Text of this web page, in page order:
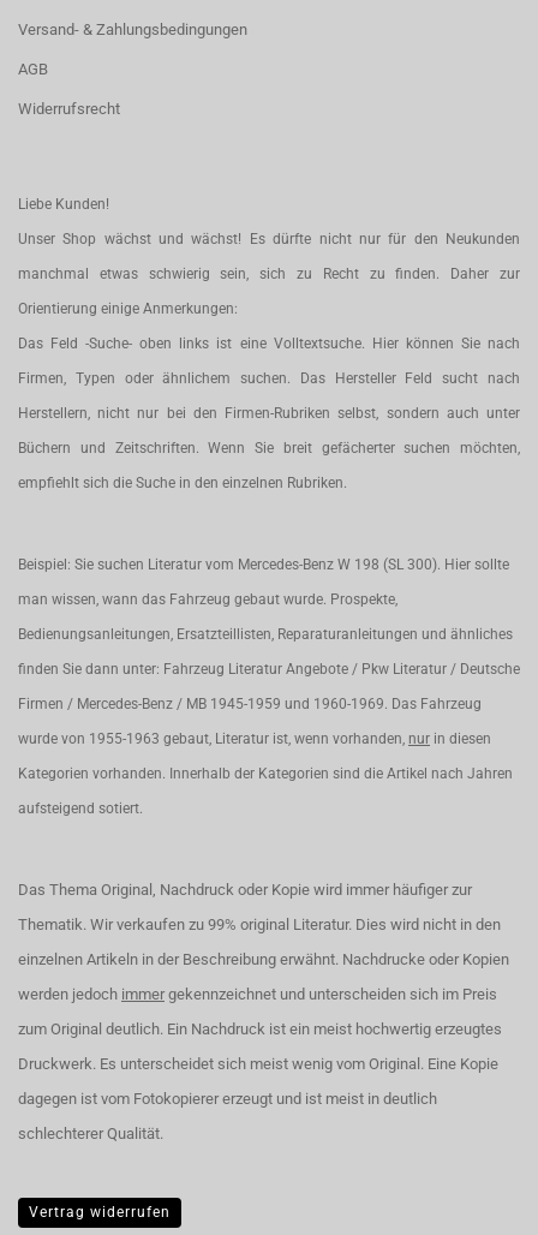
Versand- & Zahlungsbedingungen
AGB
Widerrufsrecht
Liebe Kunden!
Unser Shop wächst und wächst! Es dürfte nicht nur für den Neukunden
manchmal etwas schwierig sein, sich zu Recht zu finden. Daher zur
Orientierung einige Anmerkungen:
Das Feld -Suche- oben links ist eine Volltextsuche. Hier können Sie nach
Firmen, Typen oder ähnlichem suchen. Das Hersteller Feld sucht nach
Herstellern, nicht nur bei den Firmen-Rubriken selbst, sondern auch unter
Büchern und Zeitschriften. Wenn Sie breit gefächerter suchen möchten,
empfiehlt sich die Suche in den einzelnen Rubriken.
Beispiel: Sie suchen Literatur vom Mercedes-Benz W 198 (SL 300). Hier sollte
man wissen, wann das Fahrzeug gebaut wurde. Prospekte,
Bedienungsanleitungen, Ersatzteillisten, Reparaturanleitungen und ähnliches
finden Sie dann unter: Fahrzeug Literatur Angebote / Pkw Literatur / Deutsche
Firmen / Mercedes-Benz / MB 1945-1959 und 1960-1969. Das Fahrzeug
wurde von 1955-1963 gebaut, Literatur ist, wenn vorhanden, nur in diesen
Kategorien vorhanden. Innerhalb der Kategorien sind die Artikel nach Jahren
aufsteigend sotiert.
Das Thema Original, Nachdruck oder Kopie wird immer häufiger zur
Thematik. Wir verkaufen zu 99% original Literatur. Dies wird nicht in den
einzelnen Artikeln in der Beschreibung erwähnt. Nachdrucke oder Kopien
werden jedoch immer gekennzeichnet und unterscheiden sich im Preis
zum Original deutlich. Ein Nachdruck ist ein meist hochwertig erzeugtes
Druckwerk. Es unterscheidet sich meist wenig vom Original. Eine Kopie
dagegen ist vom Fotokopierer erzeugt und ist meist in deutlich
schlechterer Qualität.
Vertrag widerrufen